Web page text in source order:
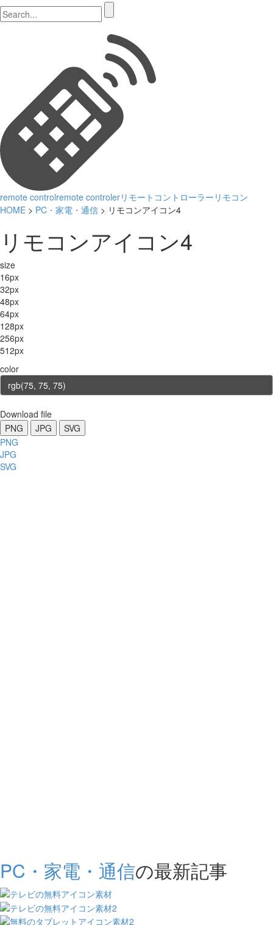
remote controlremote controlerリモートコントローラー リモコン
HOME > PC・家電・通信 > リモコンアイコン4
リモコンアイコン4
size
16px
32px
48px
64px
128px
256px
512px
color
Download file
PNG
JPG
SVG
PNG
JPG
SVG
PC・家電・通信の最新記事